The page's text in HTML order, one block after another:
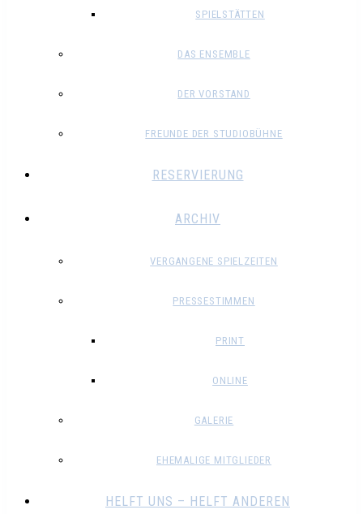
SPIELSTÄTTEN
DAS ENSEMBLE
DER VORSTAND
FREUNDE DER STUDIOBÜHNE
RESERVIERUNG
ARCHIV
VERGANGENE SPIELZEITEN
PRESSESTIMMEN
PRINT
ONLINE
GALERIE
EHEMALIGE MITGLIEDER
HELFT UNS – HELFT ANDEREN